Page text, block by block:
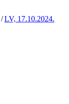
/LV, 17.10.2024.